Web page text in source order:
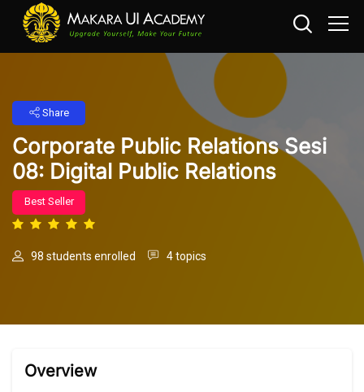
Share
Corporate Public Relations Sesi
08: Digital Public Relations
Best Seller
98 students enrolled 4 topics
Overview